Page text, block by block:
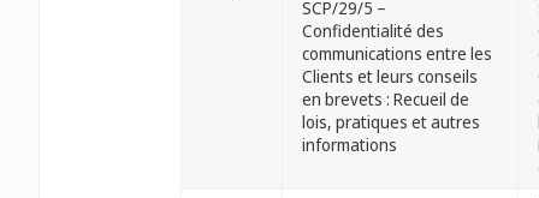
SCP/29/5 –
Confidentialité des
communications entre les
Clients et leurs conseils
en brevets : Recueil de
lois, pratiques et autres
informations